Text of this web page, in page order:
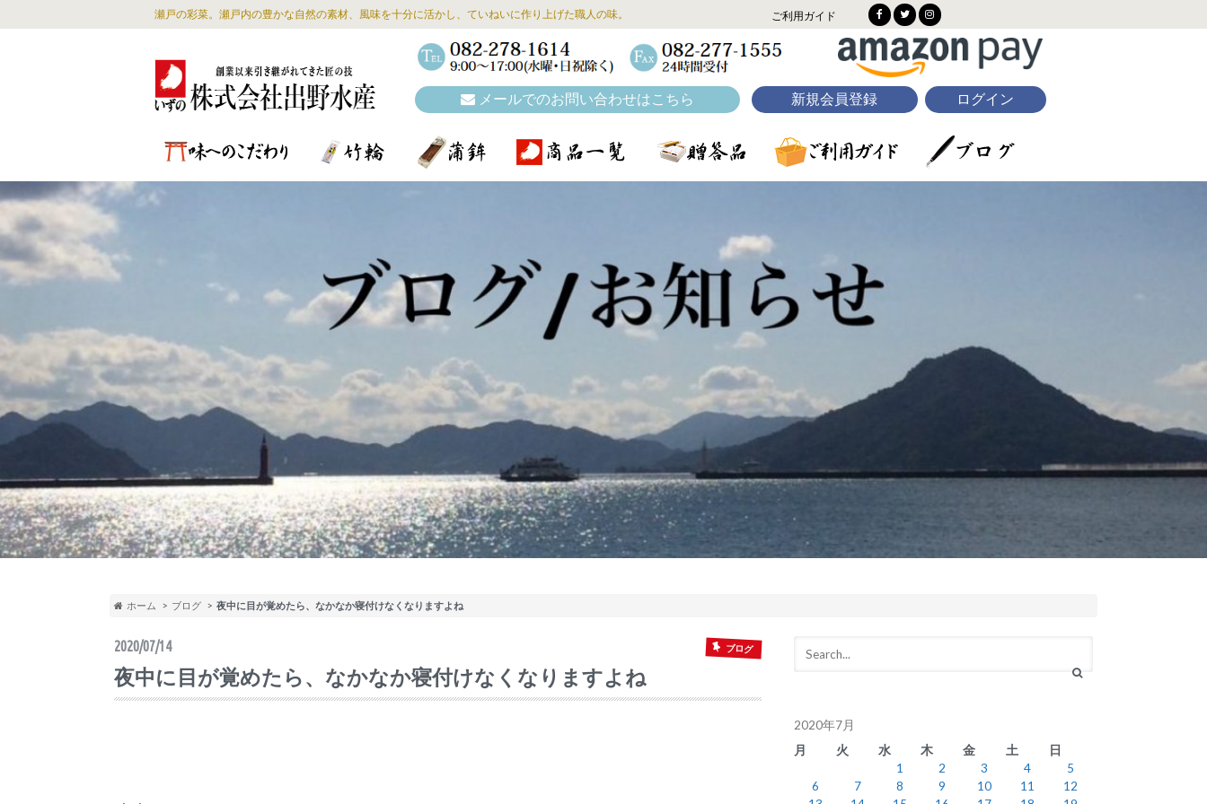
瀬戸の彩菜。瀬戸内の豊かな自然の素材、風味を十分に活かし、ていねいに作り上げた職人の味。 ご利用ガイド
メールでのお問い合わせはこちら 新規会員登録 ログイン
ホーム ブログ 夜中に目が覚めたら、なかなか寝付けなくなりますよね
2020/07/14 ブログ
夜中に目が覚めたら、なかなか寝付けなくなりますよね
2020年7月
月
火 水 木 金 土
日
1
2 3 4
5
6
7 8 9 10 11
12